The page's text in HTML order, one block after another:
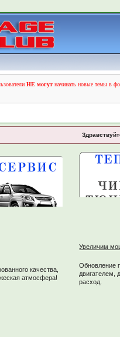
НЕ могутначинать новые темы в
качества,
атмосфера!
Увеличим
Обновление
двигателем,
расход.